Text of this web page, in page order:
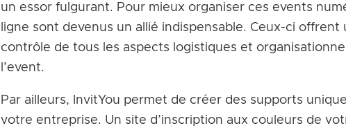
un essor fulgurant. Pour mieux organiser ces events
ligne sont devenus un allié indispensable. Ceux-ci
contrôle de tous les aspects logistiques et
l’event.
Par ailleurs, InvitYou permet de créer des supports
votre entreprise. Un site d’inscription aux couleurs de